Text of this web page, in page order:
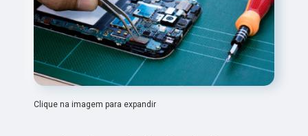
Clique na imagem para expandir